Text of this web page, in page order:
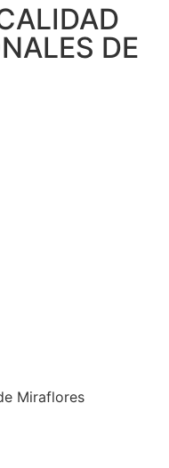
DE
Miraflores